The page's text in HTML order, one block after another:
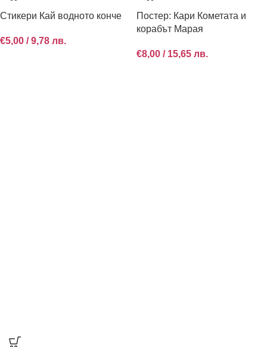
Стикери Кай водното конче
€5,00 / 9,78 лв.
Постер: Кари Кометата и
корабът Марая
€8,00 / 15,65 лв.